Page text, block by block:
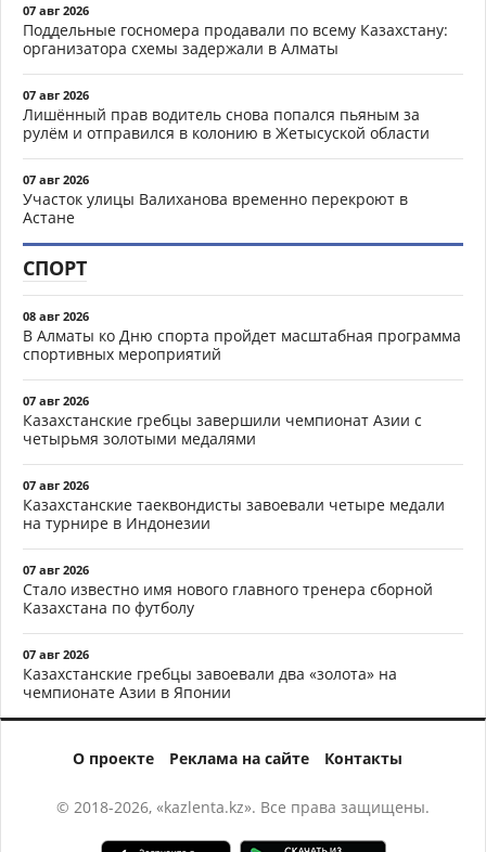
07 авг 2026
Поддельные госномера продавали по всему Казахстану:
организатора схемы задержали в Алматы
07 авг 2026
Лишённый прав водитель снова попался пьяным за
рулём и отправился в колонию в Жетысуской области
07 авг 2026
Участок улицы Валиханова временно перекроют в
Астане
СПОРТ
08 авг 2026
В Алматы ко Дню спорта пройдет масштабная программа
спортивных мероприятий
07 авг 2026
Казахстанские гребцы завершили чемпионат Азии с
четырьмя золотыми медалями
07 авг 2026
Казахстанские таеквондисты завоевали четыре медали
на турнире в Индонезии
07 авг 2026
Стало известно имя нового главного тренера сборной
Казахстана по футболу
07 авг 2026
Казахстанские гребцы завоевали два «золота» на
чемпионате Азии в Японии
О проекте Реклама на сайте Контакты
© 2018-2026, «kazlenta.kz». Все права защищены.